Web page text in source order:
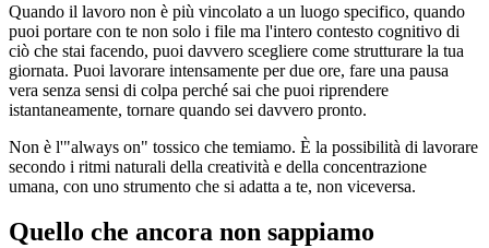
Quando il lavoro non è più vincolato a un luogo specifico, quando
puoi portare con te non solo i file ma l'intero contesto cognitivo di
ciò che stai facendo, puoi davvero scegliere come strutturare la tua
giornata. Puoi lavorare intensamente per due ore, fare una pausa
vera senza sensi di colpa perché sai che puoi riprendere
istantaneamente, tornare quando sei davvero pronto.
Non è l'"always on" tossico che temiamo. È la possibilità di lavorare
secondo i ritmi naturali della creatività e della concentrazione
umana, con uno strumento che si adatta a te, non viceversa.
Quello che ancora non sappiamo